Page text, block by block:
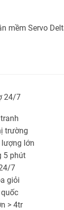
24/7
trường
lượng lớn
5 phút
7
giỏi
> 4tr
mềm Servo